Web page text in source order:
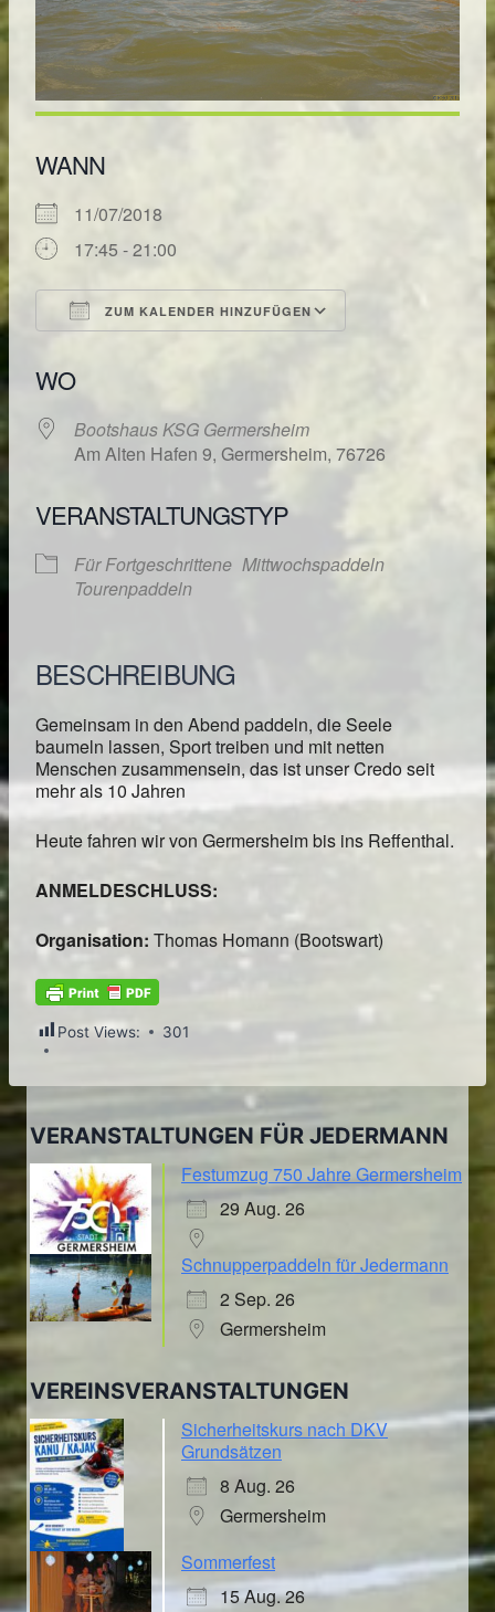
WANN
11/07/2018
17:45 - 21:00
ZUM KALENDER HINZUFÜGEN
Google
WO
Bootshaus KSG Germersheim
Am Alten Hafen 9, Germersheim, 76726
VERANSTALTUNGSTYP
Für Fortgeschrittene Mittwochspaddeln
Tourenpaddeln
BESCHREIBUNG
Gemeinsam in den Abend paddeln, die Seele
baumeln lassen, Sport treiben und mit netten
Menschen zusammensein, das ist unser Credo seit
mehr als 10 Jahren
Heute fahren wir von Germersheim bis ins Reffenthal.
ANMELDESCHLUSS:
Organisation: Thomas Homann (Bootswart)
Post Views: 301
VERANSTALTUNGEN FÜR JEDERMANN
Festumzug 750 Jahre Germersheim
29 Aug. 26
Schnupperpaddeln für Jedermann
2 Sep. 26
Germersheim
VEREINSVERANSTALTUNGEN
Sicherheitskurs nach DKV
Grundsätzen
8 Aug. 26
Germersheim
Sommerfest
15 Aug. 26